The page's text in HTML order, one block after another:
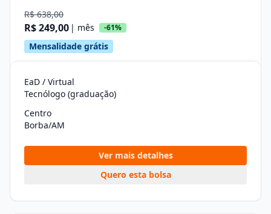
R$ 638,00
R$ 249,00 | mês -61%
Mensalidade grátis
EaD / Virtual
Tecnólogo (graduação)
Centro
Borba/AM
Ver mais detalhes
Quero esta bolsa